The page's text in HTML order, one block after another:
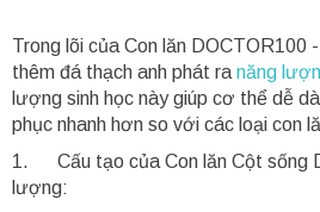
Trong lõi của Con lăn DOCTOR100
thêm đá thạch anh phát ra năng
lượng sinh học này giúp cơ thể dễ
phục nhanh hơn so với các loại con
1. Cấu tạo của Con lăn Cột sống
lượng: